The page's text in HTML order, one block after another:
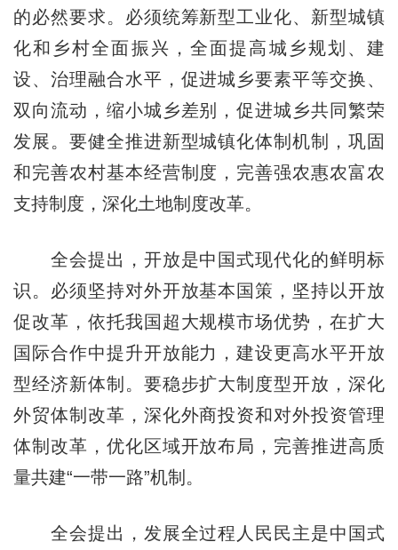
的必然要求。必须统筹新型工业化、新型城镇
化和乡村全面振兴，全面提高城乡规划、建
设、治理融合水平，促进城乡要素平等交换、
双向流动，缩小城乡差别，促进城乡共同繁荣
发展。要健全推进新型城镇化体制机制，巩固
和完善农村基本经营制度，完善强农惠农富农
支持制度，深化土地制度改革。
全会提出，开放是中国式现代化的鲜明标
识。必须坚持对外开放基本国策，坚持以开放
促改革，依托我国超大规模市场优势，在扩大
国际合作中提升开放能力，建设更高水平开放
型经济新体制。要稳步扩大制度型开放，深化
外贸体制改革，深化外商投资和对外投资管理
体制改革，优化区域开放布局，完善推进高质
量共建“一带一路”机制。
全会提出，发展全过程人民民主是中国式